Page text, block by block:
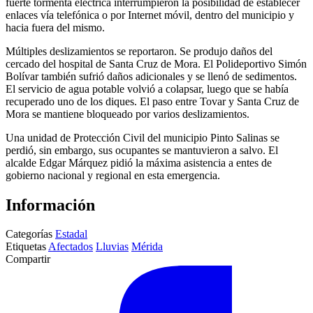
enlaces vía telefónica o por Internet móvil, dentro del municipio y
hacia fuera del mismo.
Múltiples deslizamientos se reportaron. Se produjo daños del
cercado del hospital de Santa Cruz de Mora. El Polideportivo Simón
Bolívar también sufrió daños adicionales y se llenó de sedimentos.
El servicio de agua potable volvió a colapsar, luego que se había
recuperado uno de los diques. El paso entre Tovar y Santa Cruz de
Mora se mantiene bloqueado por varios deslizamientos.
Una unidad de Protección Civil del municipio Pinto Salinas se
perdió, sin embargo, sus ocupantes se mantuvieron a salvo. El
alcalde Edgar Márquez pidió la máxima asistencia a entes de
gobierno nacional y regional en esta emergencia.
Información
Categorías Estadal
EtiquetasAfectados Lluvias Mérida
Compartir